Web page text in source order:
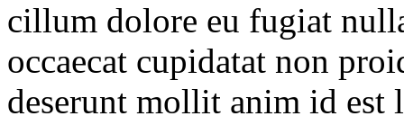
cillum dolore eu fugiat
occaecat cupidatat non
deserunt mollit anim id est